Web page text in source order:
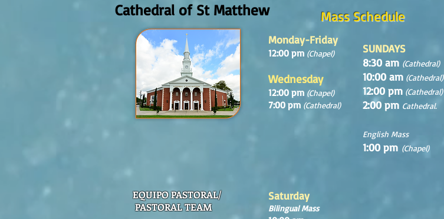
Cathedral of St Matthew Mass Schedule
Monday-Friday
12:00 pm (Chapel)
Wednesday
12:00 pm (Chapel)
7:00 pm (Cathedral)
SUNDAYS
8:30 am (Cathedral)
10:00 am (Cathedral)
12:00 pm (Cathedral)
2:00 pm Cathedral.
English Mass
1:00 pm (Chapel)
EQUIPO PASTORAL/
PASTORAL TEAM
Saturday
Bilingual Mass